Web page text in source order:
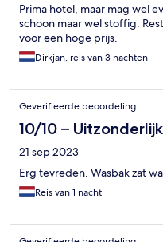
Prima hotel, maar mag wel
schoon maar wel stoffig.
voor een hoge prijs.
Dirkjan, reis van 3 nachten
Geverifieerde beoordeling
10/10 – Uitzonderlijk
21 sep 2023
Erg tevreden. Wasbak zat
Reis van 1 nacht